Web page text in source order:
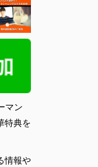
マン
特典を
情報や